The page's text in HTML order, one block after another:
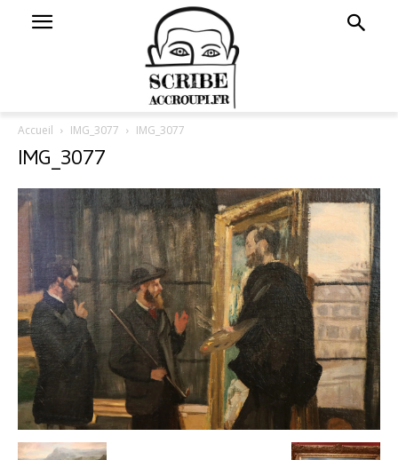
Accueil IMG_3077 IMG_3077
IMG_3077